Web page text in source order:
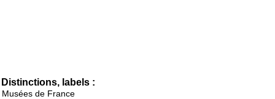
Distinctions, labels :
Musées de France